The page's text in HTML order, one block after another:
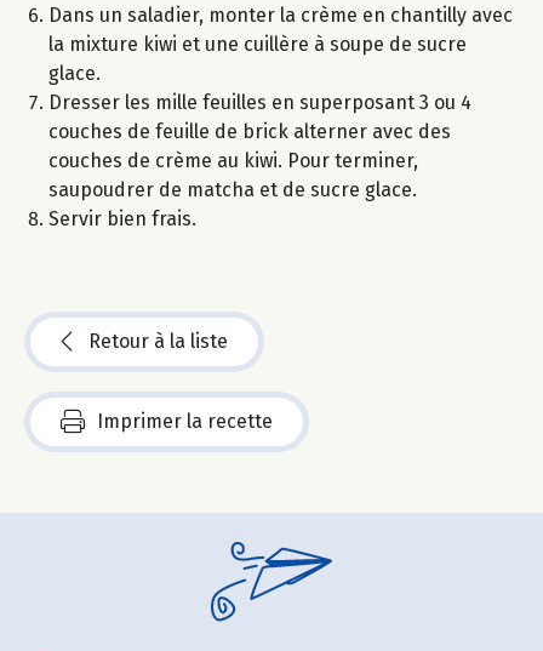
Dans un saladier, monter la crème en chantilly avec
la mixture kiwi et une cuillère à soupe de sucre
glace.
Dresser les mille feuilles en superposant 3 ou 4
couches de feuille de brick alterner avec des
couches de crème au kiwi. Pour terminer,
saupoudrer de matcha et de sucre glace.
Servir bien frais.
Retour à la liste
Imprimer la recette